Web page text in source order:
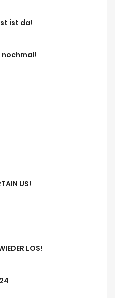
ist da!
nochmal!
US!
LOS!